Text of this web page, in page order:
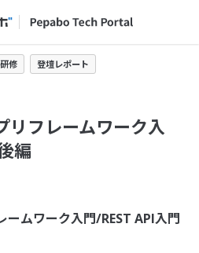
研修 登壇レポート
リフレームワーク入
編
ムワーク入門/REST API入門